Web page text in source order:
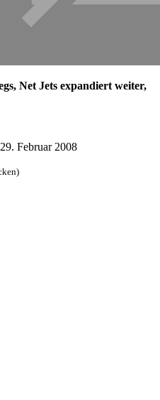
Net Jets expandiert weiter,
Februar 2008